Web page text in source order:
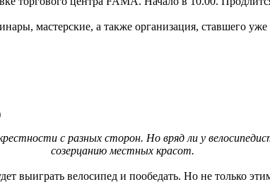
мастерские, а также организация,
с разных сторон. Но вряд ли у
созерцанию местных красот.
выиграть велосипед и пообедать. Но не только